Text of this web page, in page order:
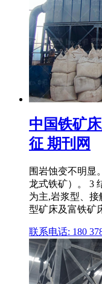
中国铁矿
征 期刊网
围岩蚀变不明显
龙式铁矿）。 3
为主,岩浆型、
型矿床及富铁矿
联系电话: 180